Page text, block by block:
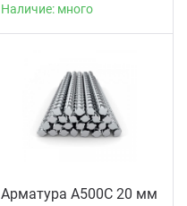
Наличие: много
Арматура А500С 20 мм